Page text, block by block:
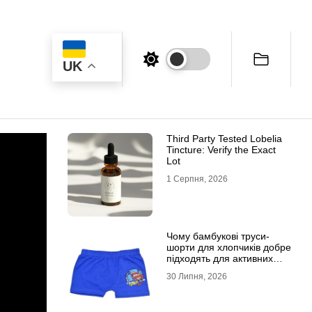
UK
Third Party Tested Lobelia
Tincture: Verify the Exact
Lot
1 Серпня, 2026
Чому бамбукові труси-
шорти для хлопчиків добре
підходять для активних
30 Липня, 2026